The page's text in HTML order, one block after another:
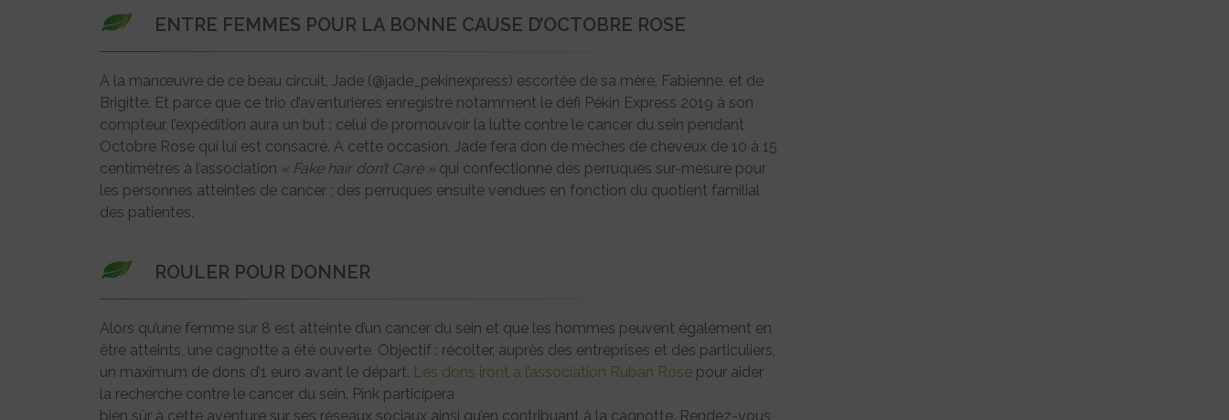
ENTRE FEMMES POUR LA BONNE CAUSE D’OCTOBRE ROSE
A la manœuvre de ce beau circuit, Jade (@jade_pekinexpress) escortée de sa mère, Fabienne, et de
Brigitte. Et parce que ce trio d’aventurières enregistre notamment le défi Pékin Express 2019 à son
compteur, l’expédition aura un but : celui de promouvoir la lutte contre le cancer du sein pendant
Octobre Rose qui lui est consacré. A cette occasion, Jade fera don de mèches de cheveux de 10 à 15
centimètres à l’association « Fake hair don’t Care » qui confectionne des perruques sur-mesure pour
les personnes atteintes de cancer ; des perruques ensuite vendues en fonction du quotient familial
des patientes.
ROULER POUR DONNER
Alors qu’une femme sur 8 est atteinte d’un cancer du sein et que les hommes peuvent également en
être atteints, une cagnotte a été ouverte. Objectif : récolter, auprès des entreprises et des particuliers,
un maximum de dons d’1 euro avant le départ. Les dons iront à l’association Ruban Rose pour aider
la recherche contre le cancer du sein. Pink participera
bien sûr à cette aventure sur ses réseaux sociaux ainsi qu’en contribuant à la cagnotte. Rendez-vous